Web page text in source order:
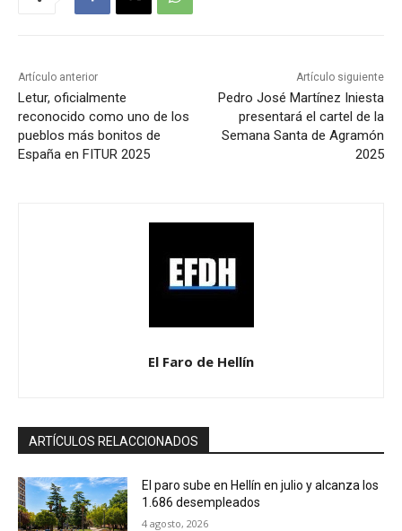
Artículo anterior
Letur, oficialmente
reconocido como uno de los
pueblos más bonitos de
España en FITUR 2025
Artículo siguiente
Pedro José Martínez Iniesta
presentará el cartel de la
Semana Santa de Agramón
2025
El Faro de Hellín
ARTÍCULOS RELACCIONADOS
El paro sube en Hellín en julio y alcanza los
1.686 desempleados
4 agosto, 2026